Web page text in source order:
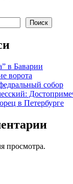
Поиск
в Баварии
ворота
собор
в Петербурге
просмотра.